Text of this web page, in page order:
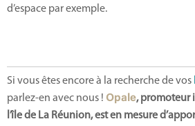
d’espace par exemple.
Si vous êtes encore à la recherche de vos
parlez-en avec nous ! Opale, promoteur
l’île de La Réunion, est en mesure